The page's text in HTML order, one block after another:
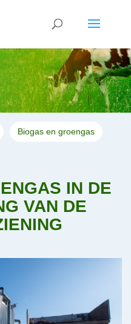
Biogas en groengas
IN DE
VAN DE